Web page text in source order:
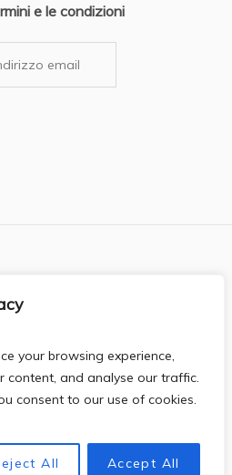
your browsing experience,
content, and analyse our traffic.
consent to our use of cookies.
All Accept All
e le condizioni
Cultura Associazione Culturale ©
Rights Reserved